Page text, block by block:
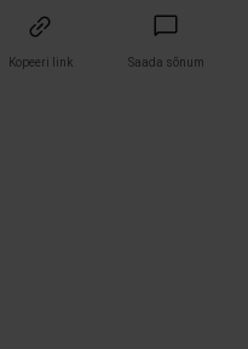
Kopeeri link Saada sõnum